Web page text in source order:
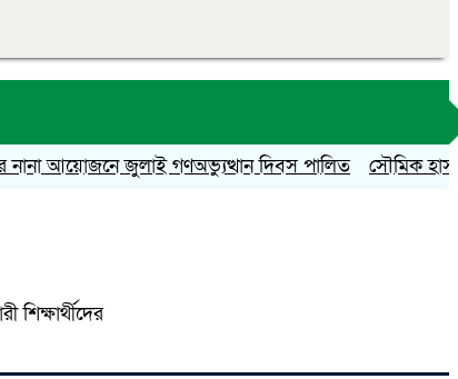
আয়োজনে জুলাই গণঅভ্যুত্থান দিবস পালিত সৌমিক হাসান